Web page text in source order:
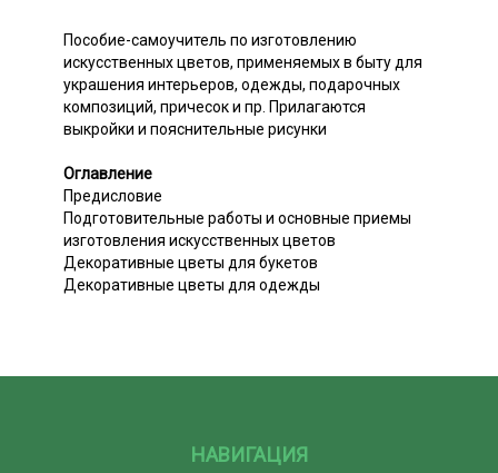
Пособие-самоучитель по изготовлению
искусственных цветов, применяемых в быту для
украшения интерьеров, одежды, подарочных
композиций, причесок и пр. Прилагаются
выкройки и пояснительные рисунки
Оглавление
Предисловие
Подготовительные работы и основные приемы
изготовления искусственных цветов
Декоративные цветы для букетов
Декоративные цветы для одежды
НАВИГАЦИЯ